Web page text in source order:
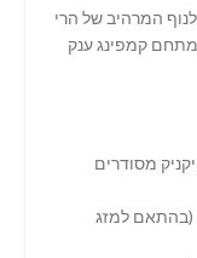
המרהיב של הרי
קמפינג ענק
מסודרים
(בהתאם למזג